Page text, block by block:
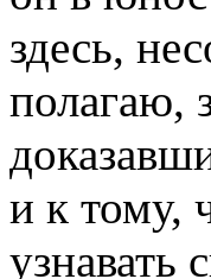
здесь,
полагаю,
и к тому,
узнавать